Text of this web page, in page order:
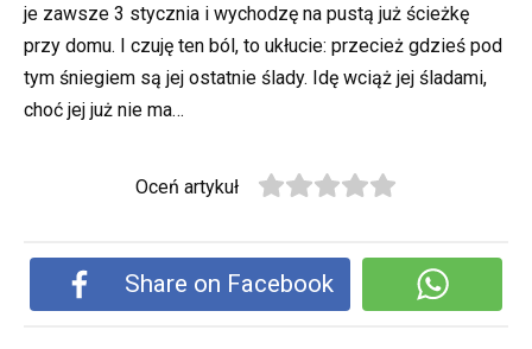
je zawsze 3 stycznia i wychodzę na pustą już ścieżkę
przy domu. I czuję ten ból, to ukłucie: przecież gdzieś pod
tym śniegiem są jej ostatnie ślady. Idę wciąż jej śladami,
choć jej już nie ma…
Oceń artykuł
Share on Facebook